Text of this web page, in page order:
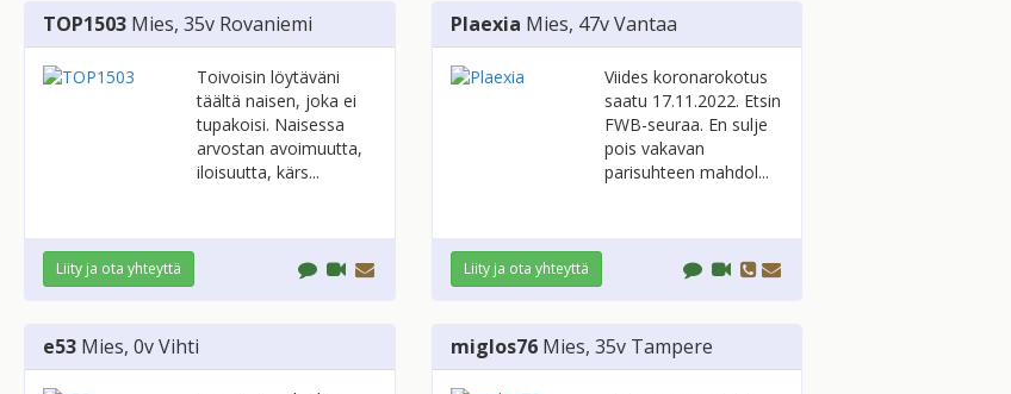
TOP1503 Mies, 35v Rovaniemi
Toivoisin löytäväni
täältä naisen, joka ei
tupakoisi. Naisessa
arvostan avoimuutta,
iloisuutta, kärs...
Liity ja ota yhteyttä
Plaexia Mies, 47vVantaa
Viides koronarokotus
saatu 17.11.2022. Etsin
FWB-seuraa. En sulje
pois vakavan
parisuhteen mahdol...
Liity ja ota yhteyttä
e53 Mies, 0vVihti miglos76 Mies, 35v Tampere